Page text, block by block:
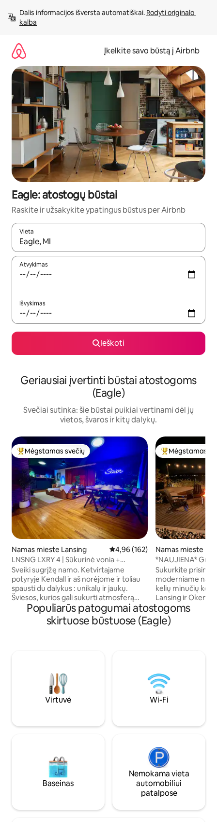
prie
turinio
Dalis informacijos išversta automatiškai. Rodyti originalo
kalba
Įkelkite savo būstą į Airbnb
Eagle: atostogų būstai
Raskite ir užsakykite ypatingus būstus per Airbnb
Vieta
Kai pasirodys paieškos rezultatai, juos naršyti galite
Atvykimas
Išvykimas
Ieškoti
Geriausiai įvertinti būstai atostogoms
(Eagle)
Svečiai sutinka: šie būstai puikiai vertinami dėl jų
vietos, švaros ir kitų dalykų.
Svečių mėgstamiausias
Mėgstamas svečių
Namas mieste Lansing Vidutinis įvertinimas: 4,96 iš 5,
4,96 (162)
LNSNG LXRY 4 | Sūkurinė vonia +
atmosfera
Sveiki sugrįžę namo. Ketvirtajame
potyryje Kendall ir aš norėjome ir toliau
spausti du dalykus : unikalų ir jaukų.
Šviesos, kurios gali sukurti atmosferą
vienu mygtuko paspaudimu. Patikrinkite
Dujinė ugnis viduje, laužavietė lauke.
Patikrinkite Nestandartinis epoksidinis
bučiuojasi? Didžiulė sūkurinė vonia, ant
kurios tikriausiai buvo sunkūs plaukai.
Tačiau tai, ką vadiname investicija,
pavadinsite geriausia savo kelionės
Svečių
Mėgstamas
Namas mieste
*NAUJIENA*
prie ežero
Sukurkite
moderniame
kelių minučių
Lansing ir
lauko erdve su
Viskas, ko reikia:
zonos, lauko
didele virtuve.
visi būtiniausi
(arba) globėjams
Populiarūs patogumai atostogoms
skirtuose būstuose (Eagle)
Virtuvė Wi-Fi
Baseinas
Nemokama vieta
automobiliui
patalpose